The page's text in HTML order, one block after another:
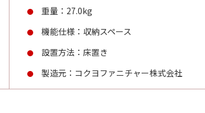
重量：27.0kg
機能仕様：収納スペース
設置方法：床置き
製造元：コクヨファニチャー株式会社